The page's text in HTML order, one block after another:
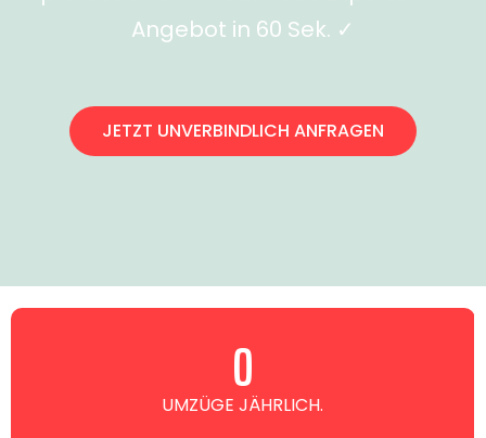
Angebot in 60 Sek. ✓
JETZT UNVERBINDLICH ANFRAGEN
UMZÜGE JÄHRLICH.
0